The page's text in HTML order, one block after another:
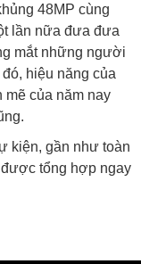
48MP cùng
lần nữa đưa đưa
mắt những người
hiệu năng của
mẽ của năm nay
kiện, gần như toàn
tổng hợp ngay